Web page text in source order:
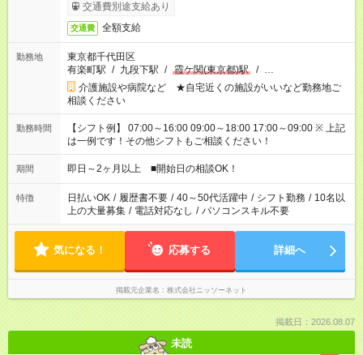
交通費別途支給あり
交通費 全額支給
勤務地
東京都千代田区
有楽町駅 / 九段下駅 / 霞ケ関(東京都)駅 / …
介護施設や病院など ★自宅近くの施設がいいなど勤務地ご
相談ください
勤務時間
【シフト例】 07:00～16:00 09:00～18:00 17:00～09:00 ※ 上記
は一例です！その他シフトもご相談ください！
期間 即日～2ヶ月以上 ■開始日の相談OK！
特徴 日払いOK / 履歴書不要 / 40～50代活躍中 / シフト勤務 / 10名以
上の大量募集 / 電話対応なし / パソコンスキル不要
気になる！ 応募する 詳細へ
掲載元企業名 株式会社ニッソーネット
掲載日：2026.08.07
未読